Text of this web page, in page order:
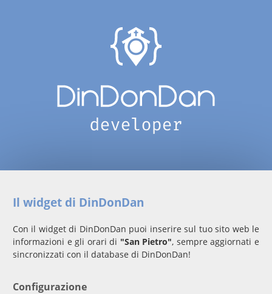
Il widget di DinDonDan
Con il widget di DinDonDan puoi inserire sul tuo sito web le
informazioni e gli orari di "San Pietro", sempre aggiornati e
sincronizzati con il database di DinDonDan!
Configurazione